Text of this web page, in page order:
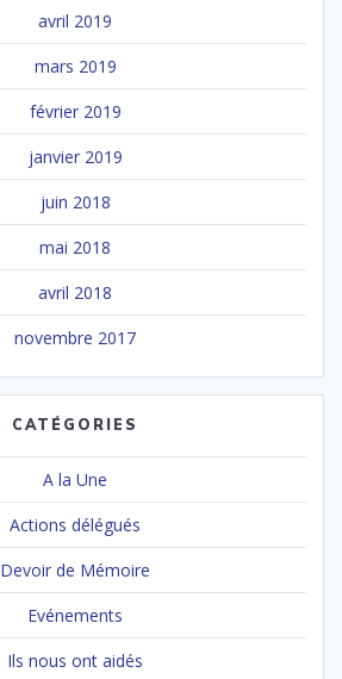
avril 2019
mars 2019
février 2019
janvier 2019
juin 2018
mai 2018
avril 2018
novembre 2017
CATÉGORIES
A la Une
Actions délégués
Devoir de Mémoire
Evénements
Ils nous ont aidés